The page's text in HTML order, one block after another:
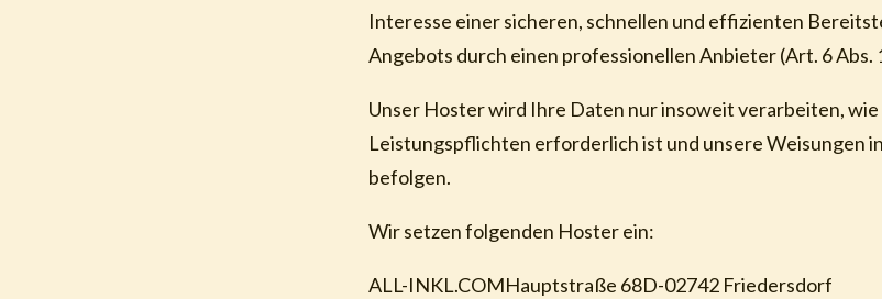
Interesse einer sicheren, schnellen und effizienten
Angebots durch einen professionellen Anbieter (Art. 6 Abs.
Unser Hoster wird Ihre Daten nur insoweit verarbeiten,
Leistungspflichten erforderlich ist und unsere Weisungen
befolgen.
Wir setzen folgenden Hoster ein:
ALL-INKL.COMHauptstraße 68D-02742 Friedersdorf